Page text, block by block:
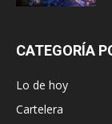
CATEGORÍA
Lo de hoy
Cartelera